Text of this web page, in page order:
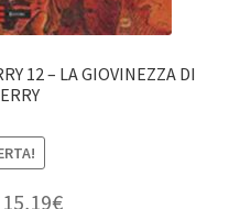
12 – LA GIOVINEZZA DI
15,19€